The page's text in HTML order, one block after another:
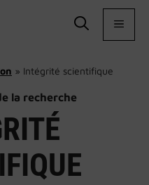
» Intégrité scientifique
la recherche